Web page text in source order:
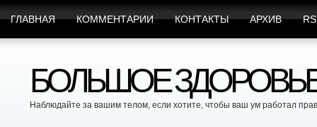
ГЛАВНАЯ КОММЕНТАРИИ КОНТАКТЫ АРХИВ
БОЛЬШОЕ
Наблюдайте за вашим телом, если хотите, чтобы ваш ум работал